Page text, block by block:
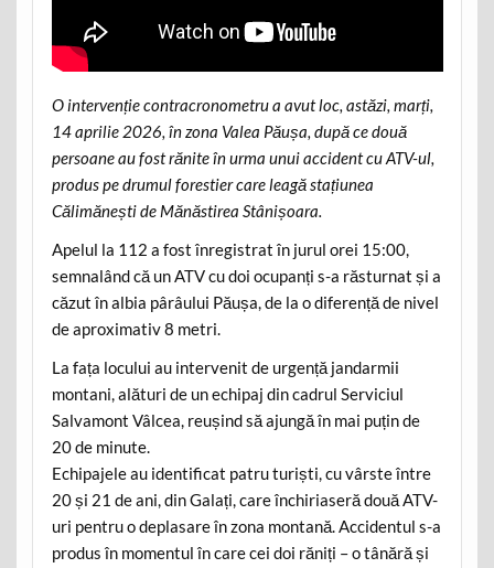
O intervenție contracronometru a avut loc, astăzi, marți,
14 aprilie 2026, în zona Valea Păușa, după ce două
persoane au fost rănite în urma unui accident cu ATV-ul,
produs pe drumul forestier care leagă stațiunea
Călimănești de Mănăstirea Stânișoara.
Apelul la 112 a fost înregistrat în jurul orei 15:00,
semnalând că un ATV cu doi ocupanți s-a răsturnat și a
căzut în albia pârâului Păușa, de la o diferență de nivel
de aproximativ 8 metri.
La fața locului au intervenit de urgență jandarmii
montani, alături de un echipaj din cadrul Serviciul
Salvamont Vâlcea, reușind să ajungă în mai puțin de
20 de minute.
Echipajele au identificat patru turiști, cu vârste între
20 și 21 de ani, din Galați, care închiriaseră două ATV-
uri pentru o deplasare în zona montană. Accidentul s-a
produs în momentul în care cei doi răniți – o tânără și